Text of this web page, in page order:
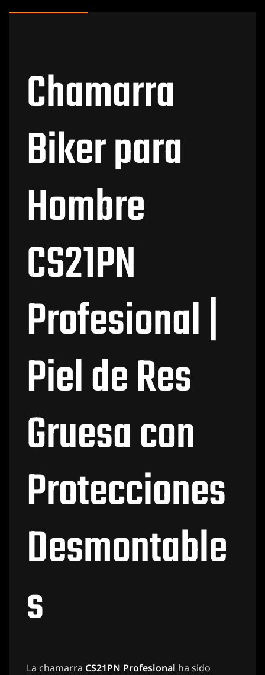
Chamarra
Biker para
Hombre
CS21PN
Profesional |
Piel de Res
Gruesa con
Protecciones
Desmontable
s
La chamarra CS21PN Profesional ha sido